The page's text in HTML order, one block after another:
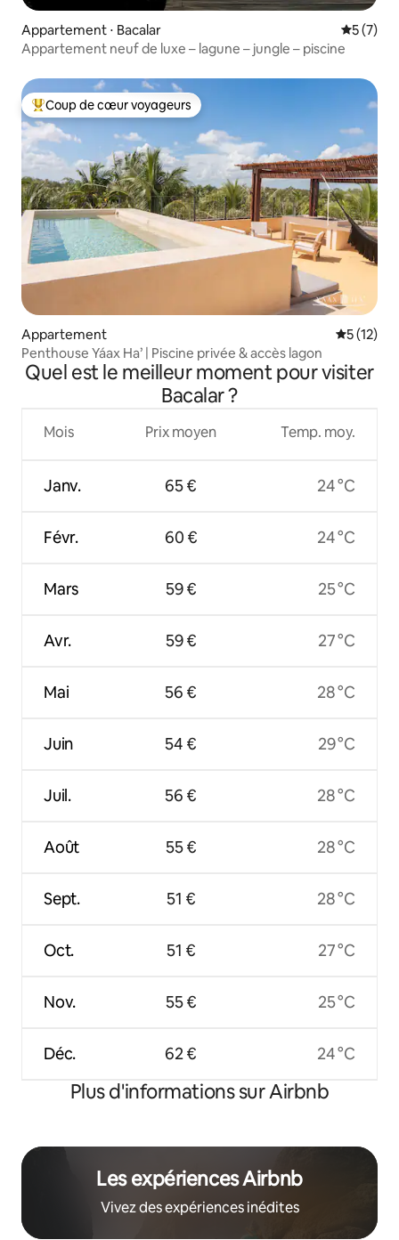
Appartement ⋅ Bacalar
5 (7)
Appartement neuf de luxe – lagune – jungle – piscine
Coups de cœur voyageurs les plus appréciés
Coup de cœur voyageurs
Appartement
5 (12)
Penthouse Yáax Ha’ | Piscine privée & accès lagon
Quel est le meilleur moment pour visiter
Bacalar ?
Mois
Janv.
Févr.
Mars
Avr.
Mai
Juin
Juil.
Août
Sept.
Oct.
Nov.
Déc.
Prix moyen
65 €
60 €
59 €
59 €
56 €
54 €
56 €
55 €
51 €
51 €
55 €
62 €
Temp. moy.
24 °C
24 °C
25 °C
27 °C
28 °C
29 °C
28 °C
28 °C
28 °C
27 °C
25 °C
24 °C
Plus d'informations sur Airbnb
Les expériences Airbnb
Vivez des expériences inédites